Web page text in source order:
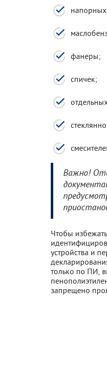
фанеры;
спичек;
Важно!
Чтобы
устройства и
только по ПИ,
запрещено